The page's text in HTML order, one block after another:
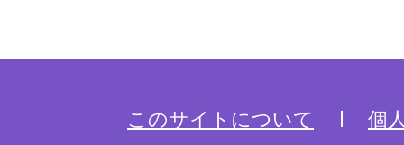
このサイトについて
個